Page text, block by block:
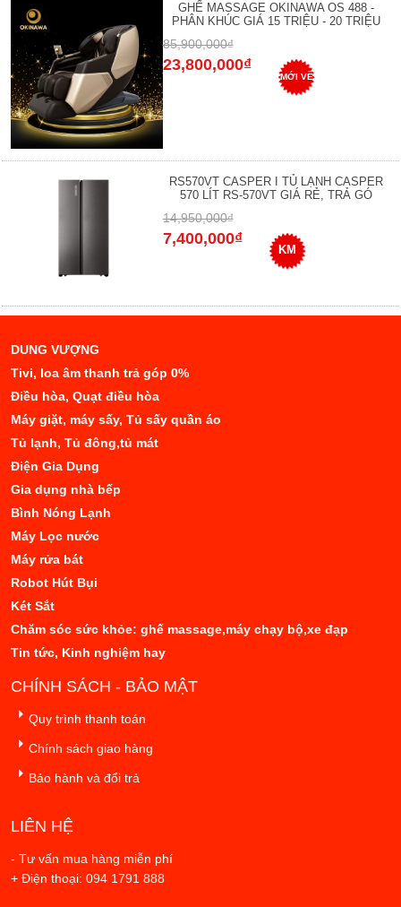
GHẾ MASSAGE OKINAWA OS 488 -
PHÂN KHÚC GIÁ 15 TRIỆU - 20 TRIỆU
85,900,000₫
23,800,000₫
MỚI VỀ
RS570VT CASPER I TỦ LẠNH CASPER
570 LÍT RS-570VT GIÁ RẺ, TRẢ GÓ
14,950,000₫
7,400,000₫
KM
DUNG VƯỢNG
Tivi, loa âm thanh trả góp 0%
Điều hòa, Quạt điều hòa
Máy giặt, máy sấy, Tủ sấy quần áo
Tủ lạnh, Tủ đông,tủ mát
Điện Gia Dụng
Gia dụng nhà bếp
Bình Nóng Lạnh
Máy Lọc nước
Máy rửa bát
Robot Hút Bụi
Két Sắt
Chăm sóc sức khỏe: ghế massage,máy chạy bộ,xe đạp
Tin tức, Kinh nghiệm hay
CHÍNH SÁCH - BẢO MẬT
Quy trình thanh toán
Chính sách giao hàng
Bảo hành và đổi trả
LIÊN HỆ
- Tư vấn mua hàng miễn phí
+ Điện thoại: 094 1791 888